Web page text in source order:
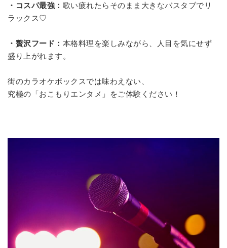
・コスパ最強： 歌い疲れたらそのまま大きなバスタブでリ
ラックス♡
・贅沢フード： 本格料理を楽しみながら、人目を気にせず
盛り上がれます。
街のカラオケボックスでは味わえない、
究極の「おこもりエンタメ」をご体験ください！